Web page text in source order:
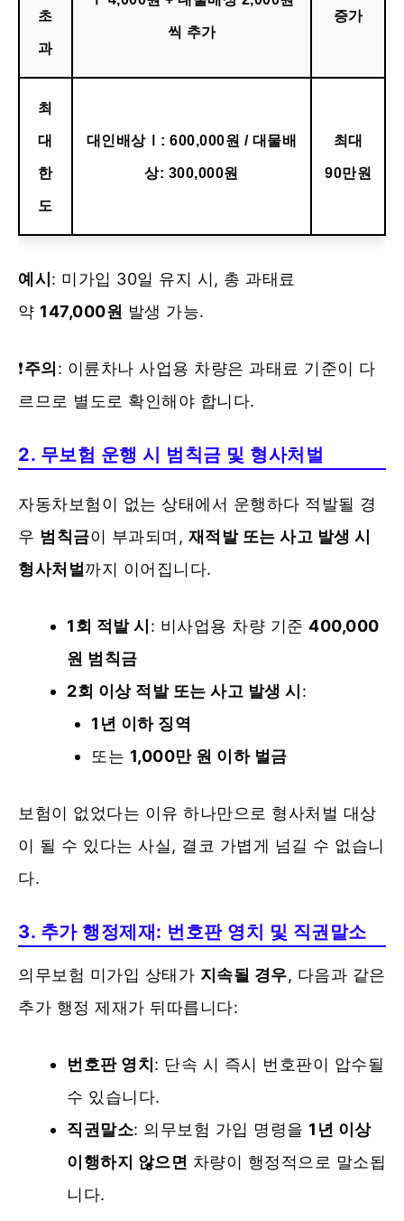
초
과
씩 추가
증가
최
대
한
도
대인배상Ⅰ: 600,000원 / 대물배
상: 300,000원
최대
90만원
예시 : 미가입 30일 유지 시, 총 과태료
약 147,000원 발생 가능.
❗️주의 : 이륜차나 사업용 차량은 과태료 기준이 다
르므로 별도로 확인해야 합니다.
2. 무보험 운행 시 범칙금 및 형사처벌
자동차보험이 없는 상태에서 운행하다 적발될 경
우 범칙금이 부과되며, 재적발 또는 사고 발생 시
형사처벌 까지 이어집니다.
1회 적발 시 : 비사업용 차량 기준 400,000
원 범칙금
2회 이상 적발 또는 사고 발생 시 :
1년 이하 징역
또는 1,000만 원 이하 벌금
보험이 없었다는 이유 하나만으로 형사처벌 대상
이 될 수 있다는 사실, 결코 가볍게 넘길 수 없습니
다.
3. 추가 행정제재: 번호판 영치 및 직권말소
의무보험 미가입 상태가 지속될 경우, 다음과 같은
추가 행정 제재가 뒤따릅니다:
번호판 영치 : 단속 시 즉시 번호판이 압수될
수 있습니다.
직권말소: 의무보험 가입 명령을 1년 이상
이행하지 않으면 차량이 행정적으로 말소됩
니다.